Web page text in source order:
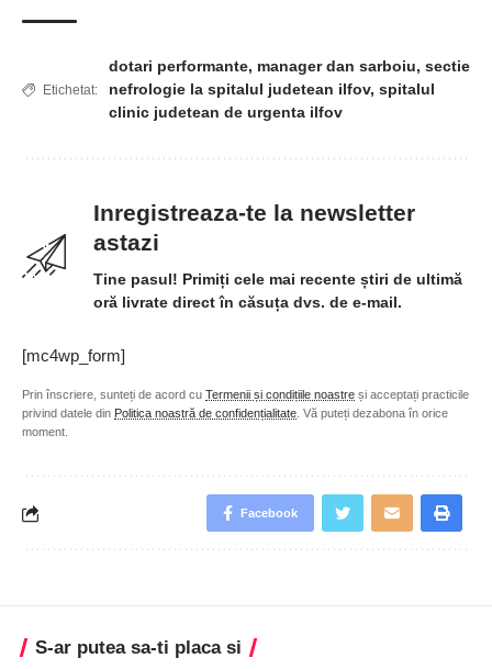
Etichetat:
dotari performante, manager dan sarboiu, sectie
nefrologie la spitalul judetean ilfov, spitalul
clinic judetean de urgenta ilfov
Inregistreaza-te la newsletter
astazi
Tine pasul! Primiți cele mai recente știri de ultimă
oră livrate direct în căsuța dvs. de e-mail.
[mc4wp_form]
Prin înscriere, sunteți de acord cu Termenii și condițiile noastre și acceptați practicile
privind datele din Politica noastră de confidențialitate . Vă puteți dezabona în orice
moment.
Facebook
S-ar putea sa-ti placa si